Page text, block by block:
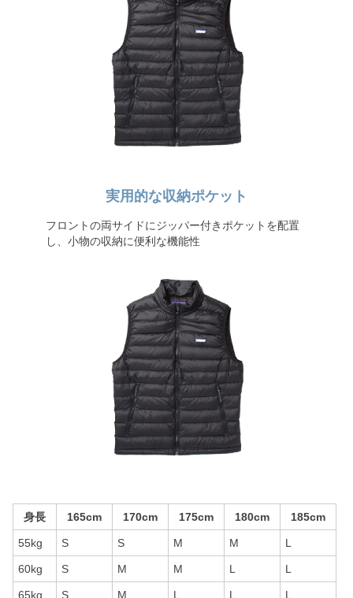
実用的な収納ポケット
フロントの両サイドにジッパー付きポケットを配置
し、小物の収納に便利な機能性
身長 165cm 170cm 175cm 180cm 185cm
55kg S S M M L
60kg S M M L L
65kg S M L L L